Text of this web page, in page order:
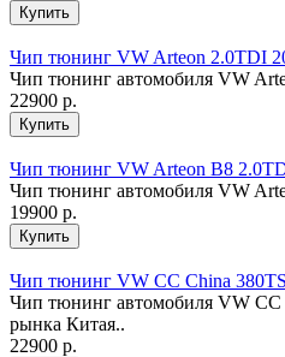
Чип тюнинг VW Arteon 2.0TDI
Чип тюнинг автомобиля VW
22900 р.
Чип тюнинг VW Arteon B8
Чип тюнинг автомобиля VW
19900 р.
Чип тюнинг VW CC China
Чип тюнинг автомобиля VW CC
рынка Китая..
22900 р.